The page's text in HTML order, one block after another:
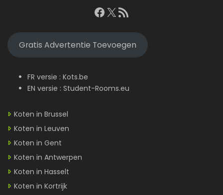
Facebook
X RSS feed
Gratis Advertentie Toevoegen
FR versie : Kots.be
EN versie : Student-Rooms.eu
Koten in Brussel
Koten in Leuven
Koten in Gent
Koten in Antwerpen
Koten in Hasselt
Koten in Kortrijk